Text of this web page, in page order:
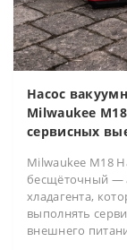
Насос
Milwaukee
сервисных
Milwaukee M18
бесщёточный —
хладагента,
выполнять
внешнего